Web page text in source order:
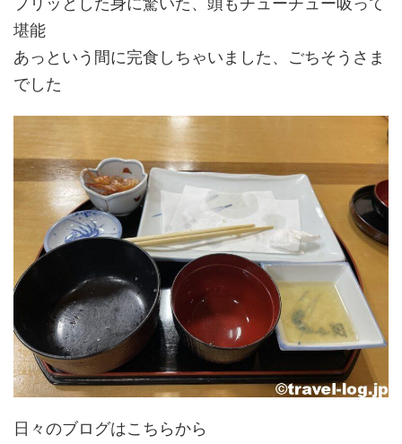
堪能
あっという間に完食しちゃいました、ごちそうさま
でした
日々のブログはこちらから